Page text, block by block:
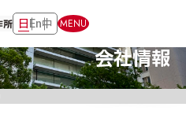
日En中 MENU
会社情報